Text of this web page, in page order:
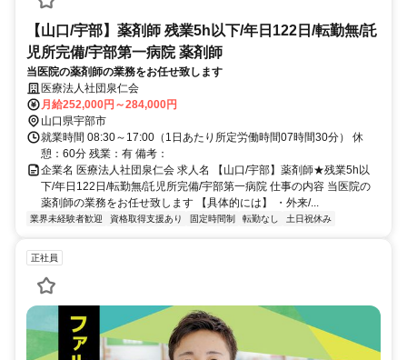
【山口/宇部】薬剤師 残業5h以下/年日122日/転勤無/託
児所完備/宇部第一病院 薬剤師
当医院の薬剤師の業務をお任せ致します
医療法人社団泉仁会
月給252,000円～284,000円
山口県宇部市
就業時間 08:30～17:00（1日あたり所定労働時間07時間30分） 休
憩：60分 残業：有 備考：
企業名 医療法人社団泉仁会 求人名 【山口/宇部】薬剤師★残業5h以
下/年日122日/転勤無/託児所完備/宇部第一病院 仕事の内容 当医院の
薬剤師の業務をお任せ致します 【具体的には】 ・外来/...
業界未経験者歓迎 資格取得支援あり 固定時間制 転勤なし 土日祝休み
正社員